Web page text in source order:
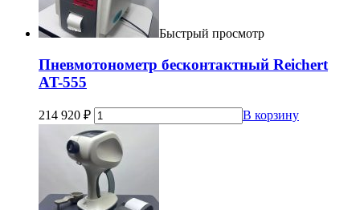
Быстрый просмотр
Пневмотонометр бесконтактный Reichert
AT-555
214 920 ₽ В корзину